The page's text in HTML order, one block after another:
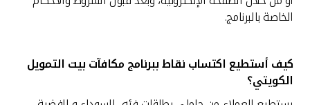
الخاصة بالبرنامج.
كيف أستطيع اكتساب نقاط ببرنامج مكافآت بيت التمويل
الكويتي؟